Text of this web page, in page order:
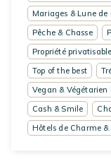
Mariages & Lune de
Pêche & Chasse
Propriété privatisable
Top of the best
Vegan & Végétarien
Cash & Smile
Hôtels de Charme